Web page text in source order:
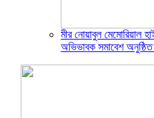
মীর নোয়াবুল মেমোরিয়াল
অভিভাবক সমাবেশ